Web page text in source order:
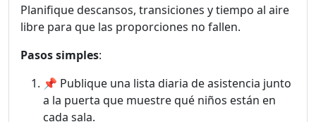
Planifique descansos, transiciones y tiempo al aire
libre para que las proporciones no fallen.
Pasos simples:
📌 Publique una lista diaria de asistencia junto
a la puerta que muestre qué niños están en
cada sala.